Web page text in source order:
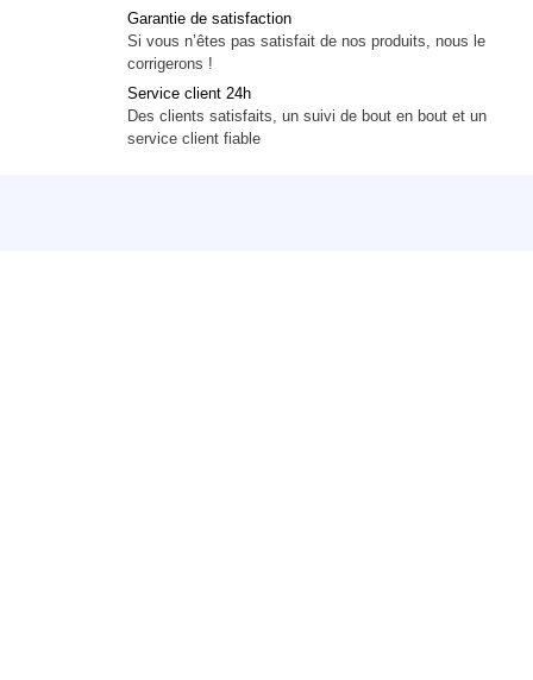
Garantie de satisfaction
Si vous n’êtes pas satisfait de nos produits, nous le
corrigerons !
Service client 24h
Des clients satisfaits, un suivi de bout en bout et un
service client fiable